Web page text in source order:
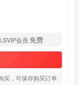
SVIP会员 免费
买，可保存购买订单